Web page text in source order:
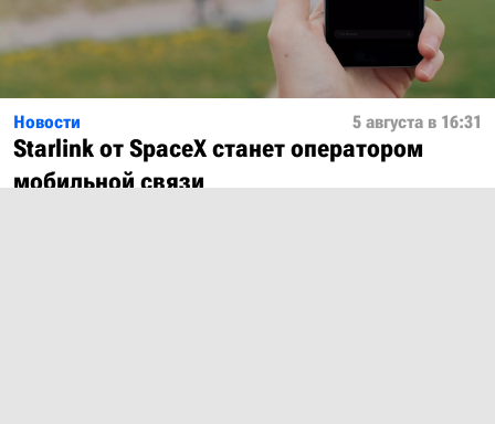
Новости 5 августа в 16:31
Starlink от SpaceX станет оператором
мобильной связи